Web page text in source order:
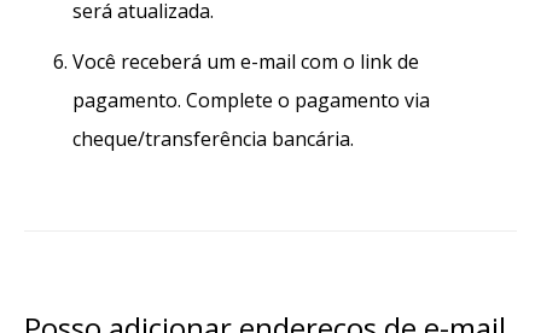
será atualizada.
Você receberá um e-mail com o link de
pagamento. Complete o pagamento via
cheque/transferência bancária.